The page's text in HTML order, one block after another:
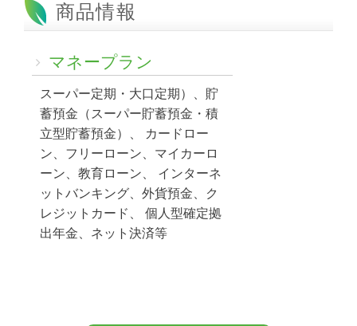
商品情報
マネープラン
スーパー定期・大口定期）、貯
蓄預金（スーパー貯蓄預金・積
立型貯蓄預金）、 カードロー
ン、フリーローン、マイカーロ
ーン、教育ローン、 インターネ
ットバンキング、外貨預金、ク
レジットカード、 個人型確定拠
出年金、ネット決済等